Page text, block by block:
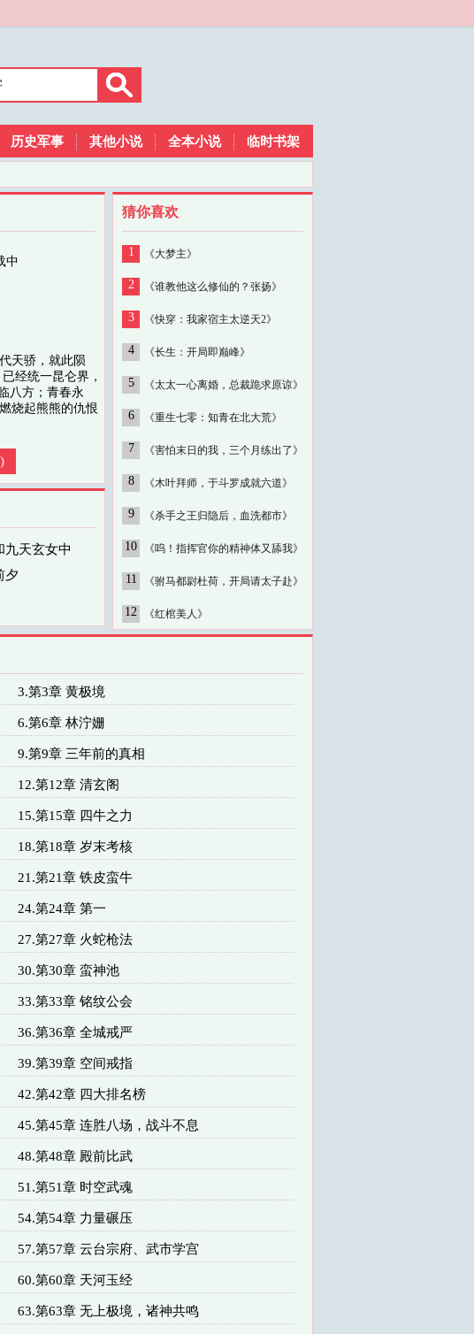
历史军事 其他小说 全本小说 临时书架
中
天骄，就此陨
经统一昆仑界，
八方；青春永
烧起熊熊的仇恨
猜你喜欢
1 《大梦主》
2 《谁教他这么修仙的？张扬》
3 《快穿：我家宿主太逆天2》
4 《长生：开局即巅峰》
5 《太太一心离婚，总裁跪求原谅》
6 《重生七零：知青在北大荒》
7 《害怕末日的我，三个月练出了》
8 《木叶拜师，于斗罗成就六道》
9 《杀手之王归隐后，血洗都市》
10 《呜！指挥官你的精神体又舔我》
11 《驸马都尉杜荷，开局请太子赴》
12 《红棺美人》
九天玄女中
夕
3.第3章 黄极境
6.第6章 林泞姗
9.第9章 三年前的真相
12.第12章 清玄阁
15.第15章 四牛之力
18.第18章 岁末考核
21.第21章 铁皮蛮牛
24.第24章 第一
27.第27章 火蛇枪法
30.第30章 蛮神池
33.第33章 铭纹公会
36.第36章 全城戒严
39.第39章 空间戒指
42.第42章 四大排名榜
45.第45章 连胜八场，战斗不息
48.第48章 殿前比武
51.第51章 时空武魂
54.第54章 力量碾压
57.第57章 云台宗府、武市学宫
60.第60章 天河玉经
63.第63章 无上极境，诸神共鸣